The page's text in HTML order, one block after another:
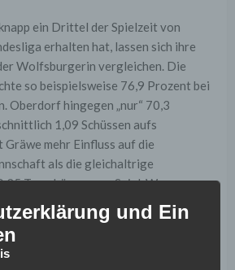
ein Drittel der Spielzeit von
erhalten hat, lassen sich ihre
Wolfsburgerin vergleichen. Die
so beispielsweise 76,9 Prozent bei
Oberdorf hingegen „nur“ 70,3
1,09 Schüssen aufs
mehr Einfluss auf die
als die gleichaltrige
Torschüssen pro Spiel. Wo
liegt ist im Bereich der
Dort liegt die Leverkusenerin mit 5
zu 14 geblockten Schüssen hinter der
Der große Unterschied kann aber
und Ein